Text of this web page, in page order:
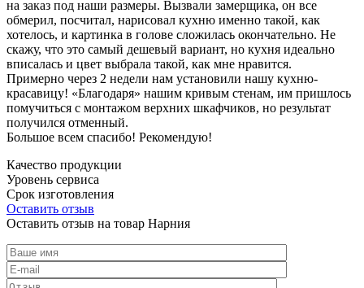
на заказ под наши размеры. Вызвали замерщика, он все
обмерил, посчитал, нарисовал кухню именно такой, как
хотелось, и картинка в голове сложилась окончательно. Не
скажу, что это самый дешевый вариант, но кухня идеально
вписалась и цвет выбрала такой, как мне нравится.
Примерно через 2 недели нам установили нашу кухню-
красавицу! «Благодаря» нашим кривым стенам, им пришлось
помучиться с монтажом верхних шкафчиков, но результат
получился отменный.
Большое всем спасибо! Рекомендую!
Качество продукции
Уровень сервиса
Срок изготовления
Оставить отзыв
Оставить отзыв на товар Нарния